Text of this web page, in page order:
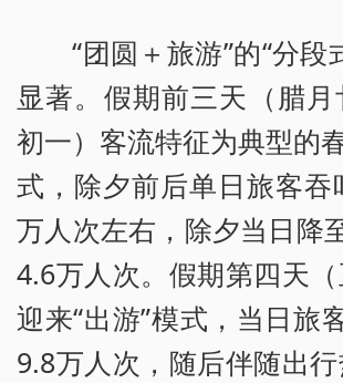
“团圆＋旅游”的“分段
显著。假期前三天（腊月
初一）客流特征为典型的
式，除夕前后单日旅客吞
万人次左右，除夕当日降
4.6万人次。假期第四天（
迎来“出游”模式，当日旅
9.8万人次，随后伴随出